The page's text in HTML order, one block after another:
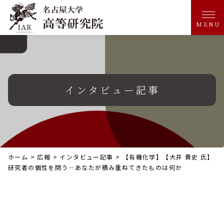
MENU
インタビュー記事
ホーム > 広報 > インタビュー記事 >
【有機化学】【大井 貴史 氏】
研究者の個性を問う―あなたが積み重ねてきたものは何か